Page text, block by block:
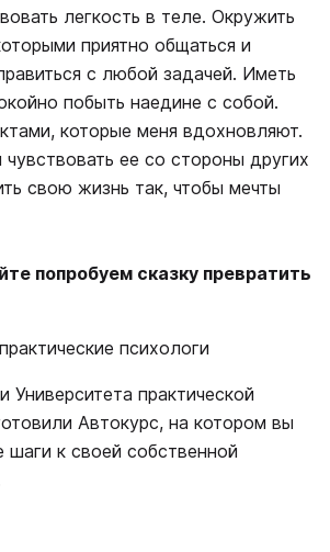
легкость в теле. Окружить
приятно общаться и
с любой задачей. Иметь
побыть наедине с собой.
которые меня вдохновляют.
ее со стороны других
свою жизнь так, чтобы мечты
попробуем сказку превратить
психологи
практической
Автокурс, на котором вы
шаги к своей собственной